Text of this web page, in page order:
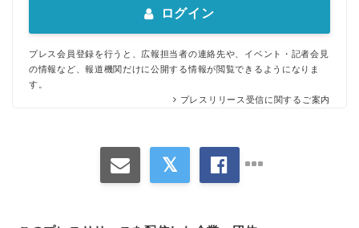
ログイン
プレス会員登録を行うと、広報担当者の連絡先や、イベント・記者会見
の情報など、報道機関だけに公開する情報が閲覧できるようになりま
す。
プレスリリース受信に関するご案内